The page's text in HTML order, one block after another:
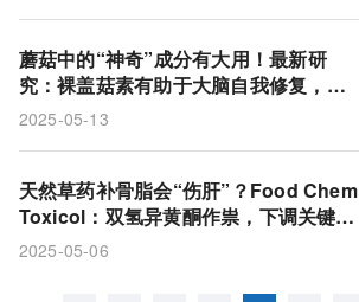
蘑菇中的“神奇”成分有大用！最新研
究：裸盖菇素有助于大脑自我修复，或
有望为帕金森病患者带来新希望
2025-05-13
天然草药补骨脂会“伤肝”？Food Chem
Toxicol：双氢异黄酮作祟，下调关键蛋
白，阻断甘氨胆酸合成致胆汁淤积
2025-05-06